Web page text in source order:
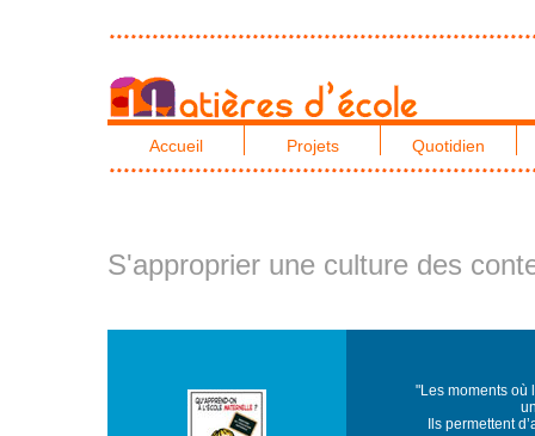
Accueil Projets Quotidien
S'approprier une culture des
"Les moments où
Ils permettent